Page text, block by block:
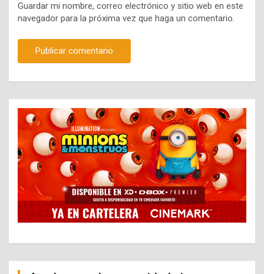
Guardar mi nombre, correo electrónico y sitio web en este
navegador para la próxima vez que haga un comentario.